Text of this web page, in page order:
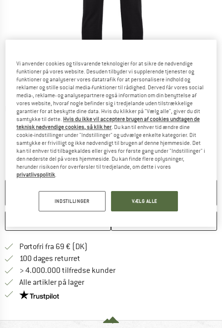
Detaljevisning
PRODUKTET KAN IKKE LÆNGERE LEVERES
Portofri fra 69 € (DK)
100 dages returret
> 4.000.000 tilfredse kunder
Alle artikler på lager
Vi er Trustpilot-certificeret - oplysningerne får du
Vi anvender cookies og tilsvarende teknologier for at sikre de nødvendige
funktioner på vores website. Desuden tilbyder vi supplerende tjenester og
funktioner og analyserer vores datatrafik for at personalisere indhold og
reklamer og stille social media-funktioner til rådighed. Derved får vores social
media-, reklame- og analysepartnere også information om din benyttelse af
vores website, hvoraf nogle befinder sig i tredjelande uden tilstrækkelige
garantier for at beskytte dine data. Hvis du klikker på "Vælg alle", giver du dit
samtykke til dette. Hvis du ikke vil acceptere brugen af cookies undtagen de
teknisk nødvendige cookies, så klik her. Du kan til enhver tid ændre dine
cookie-indstillinger under "Indstillinger" og udvælge enkelte kategorier. Dit
samtykke er frivilligt og ikke nødvendigt til brugen af denne hjemmeside. Det
kan til enhver tid tilbagekaldes eller gives for første gang under "Indstillinger" i
den nederste del på vores hjemmeside. Du kan finde flere oplysninger,
herunder risikoen for overførsler til tredjelande, om dette i vores
privatlivspolitik.
INDSTILLINGER VÆLG ALLE